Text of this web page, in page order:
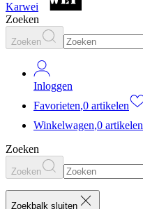
Karwei
Zoeken
Zoeken
Inloggen
Favorieten,0 artikelen
Winkelwagen,0 artikelen
Zoeken
Zoeken
Zoekbalk sluiten